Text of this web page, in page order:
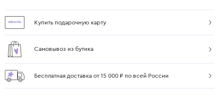
Купить подарочную карту
Самовывоз из бутика
Бесплатная доставка от 15 000 ₽ по всей России